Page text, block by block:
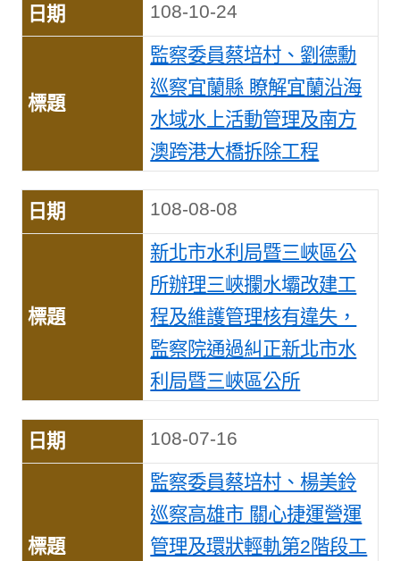
108-10-24
監察委員蔡培村、劉德勳
巡察宜蘭縣 瞭解宜蘭沿海
水域水上活動管理及南方
澳跨港大橋拆除工程
108-08-08
新北市水利局暨三峽區公
所辦理三峽攔水壩改建工
程及維護管理核有違失，
監察院通過糾正新北市水
利局暨三峽區公所
108-07-16
監察委員蔡培村、楊美鈴
巡察高雄市 關心捷運營運
管理及環狀輕軌第2階段工